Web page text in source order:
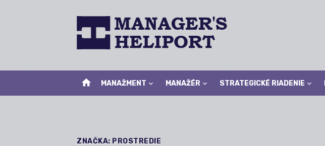
home MANAŽMENT MANAŽÉR STRATEGICKÉ RIADENIE
ZNAČKA: PROSTREDIE